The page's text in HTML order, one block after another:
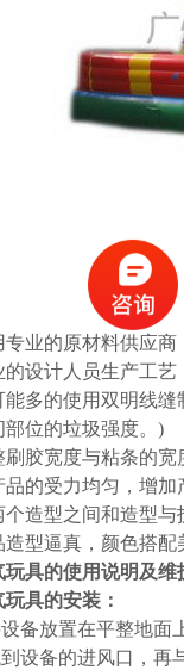
专业的原材料供应商
的设计人员生产工
能多的使用双明线缝
部位的垃圾强度。)
刷胶宽度与粘条的宽
品的受力均匀，增加
个造型之间和造型
造型逼真，颜色搭
玩具的使用说明及维
玩具的安装：
设备放置在平整地面
到设备的进风口，再